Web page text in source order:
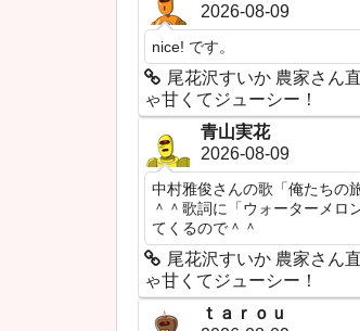
2026-08-09
nice! です。
尾花沢すいか 農家さん
ゃ甘くてジューシー！
青山実花
2026-08-09
中村雅俊さんの歌「俺たちの
＾＾歌詞に「ウォーターメロ
てくるので＾＾
尾花沢すいか 農家さん
ゃ甘くてジューシー！
ｔａｒｏｕ